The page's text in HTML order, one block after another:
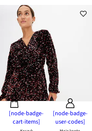
[node-badge-
cart-items]
[node-badge-
user-codes]